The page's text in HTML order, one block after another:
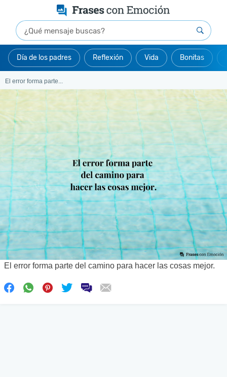
Día de los padres Reflexión Vida Bonitas
El error forma parte...
El error forma parte del camino para hacer las cosas mejor.